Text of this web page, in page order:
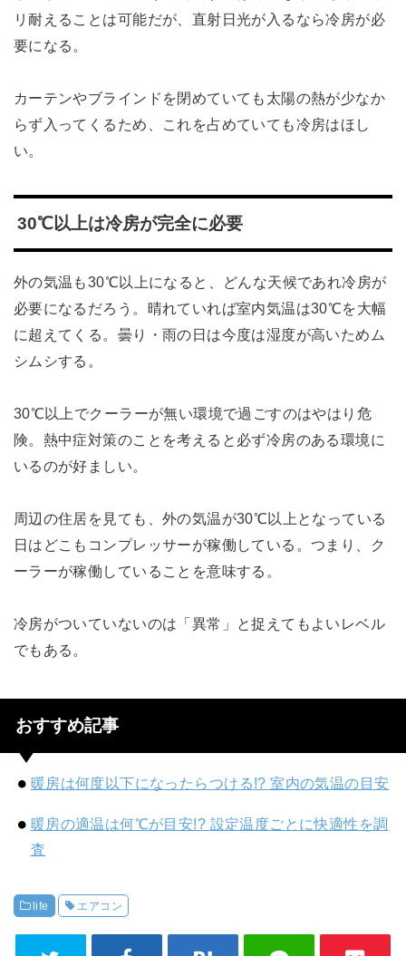
リ耐えることは可能だが、直射日光が入るなら冷房が必
要になる。
カーテンやブラインドを閉めていても太陽の熱が少なか
らず入ってくるため、これを占めていても冷房はほし
い。
30℃以上は冷房が完全に必要
外の気温も30℃以上になると、どんな天候であれ冷房が
必要になるだろう。晴れていれば室内気温は30℃を大幅
に超えてくる。曇り・雨の日は今度は湿度が高いためム
シムシする。
30℃以上でクーラーが無い環境で過ごすのはやはり危
険。熱中症対策のことを考えると必ず冷房のある環境に
いるのが好ましい。
周辺の住居を見ても、外の気温が30℃以上となっている
日はどこもコンプレッサーが稼働している。つまり、ク
ーラーが稼働していることを意味する。
冷房がついていないのは「異常」と捉えてもよいレベル
でもある。
おすすめ記事
暖房は何度以下になったらつける!? 室内の気温の目安
暖房の適温は何℃が目安!? 設定温度ごとに快適性を調
査
life エアコン